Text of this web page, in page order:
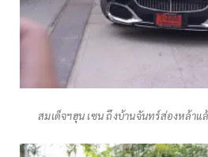
สมเด็จฯฮุน เซน ถึงบ้านจันทร์ส่องหล้าแ